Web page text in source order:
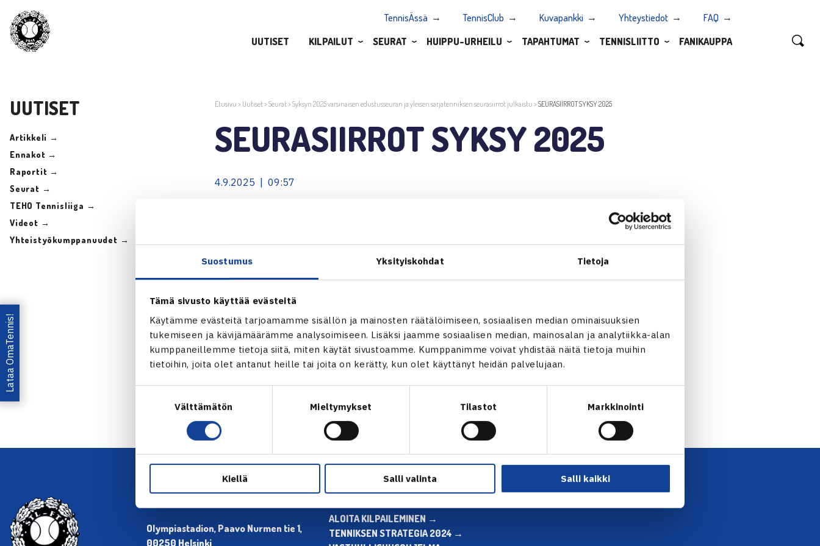
Suostumus Yksityiskohdat Tietoja
Tämä sivusto käyttää evästeitä
Käytämme evästeitä tarjoamamme sisällön ja mainosten räätälöimiseen, sosiaalisen median ominaisuuksien
tukemiseen ja kävijämäärämme analysoimiseen. Lisäksi jaamme sosiaalisen median, mainosalan ja analytiikka-alan
kumppaneillemme tietoja siitä, miten käytät sivustoamme. Kumppanimme voivat yhdistää näitä tietoja muihin
tietoihin, joita olet antanut heille tai joita on kerätty, kun olet käyttänyt heidän palvelujaan.
Välttämätön Mieltymykset Tilastot Markkinointi
Kiellä Salli valinta Salli kaikki
TennisÄssä TennisClub Kuvapankki Yhteystiedot
FAQ
UUTISET
KILPAILUT SEURAT HUIPPU-URHEILU TAPAHTUMAT TENNISLIITTO FANIKAUPPA
UUTISET
Artikkeli →
Ennakot →
Raportit →
Seurat →
TEHO Tennisliiga →
Videot →
Yhteistyökumppanuudet →
Etusivu > Uutiset>Seurat>Syksyn 2025 varsinaisen edustusseuran ja yleisen sarjatenniksen seurasiirrot julkaistu >SEURASIIRROT SYKSY 2025
SEURASIIRROT SYKSY 2025
4.9.2025 | 09:57
Jaa:
← Edellinen
Lataa OmaTennis!
Olympiastadion, Paavo Nurmen tie 1,
00250 Helsinki
ALOITA KILPAILEMINEN →
TENNIKSEN STRATEGIA 2024 →